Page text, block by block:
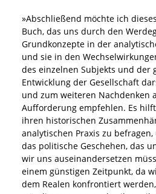
»Abschließend möchte ich
Buch, das uns durch den
Grundkonzepte in der
und sie in den
des einzelnen Subjekts und der
Entwicklung der Gesellschaft
und zum weiteren Nachdenken
Aufforderung empfehlen. Es
ihren historischen
analytischen Praxis zu
das politische Geschehen, das
wir uns auseinandersetzen
einem günstigen Zeitpunkt, da
dem Realen konfrontiert